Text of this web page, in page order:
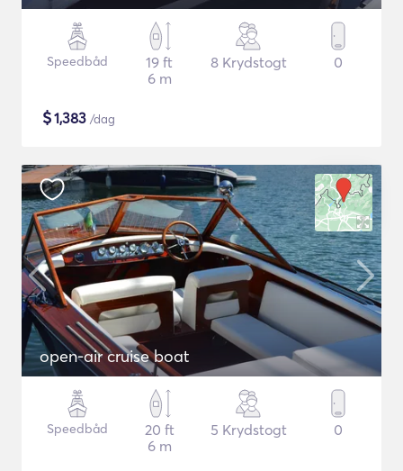
Speedbåd
19 ft
6 m
8 Krydstogt 0
$1,383 /dag
open-air cruise boat
Speedbåd
20 ft
6 m
5 Krydstogt 0